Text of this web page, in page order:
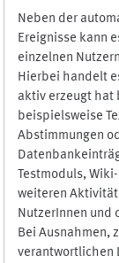
Neben der
Ereignisse kann
einzelnen
Hierbei handelt
aktiv erzeugt hat
beispielsweise
Abstimmungen
Testmoduls,
weiteren
NutzerInnen und
Bei Ausnahmen,
verantwortlichen